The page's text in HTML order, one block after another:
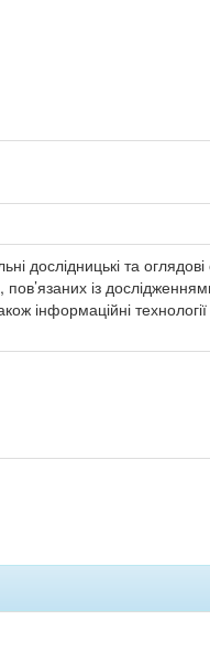
дослідницькі та
із дослідженнями
інформаційні технології